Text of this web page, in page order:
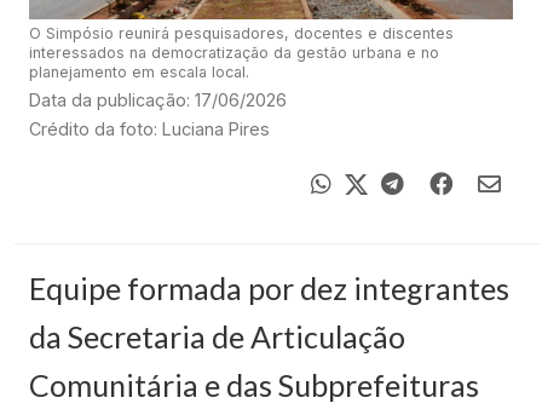
O Simpósio reunirá pesquisadores, docentes e discentes
interessados na democratização da gestão urbana e no
planejamento em escala local.
Data da publicação: 17/06/2026
Crédito da foto: Luciana Pires
Equipe formada por dez integrantes
da Secretaria de Articulação
Comunitária e das Subprefeituras